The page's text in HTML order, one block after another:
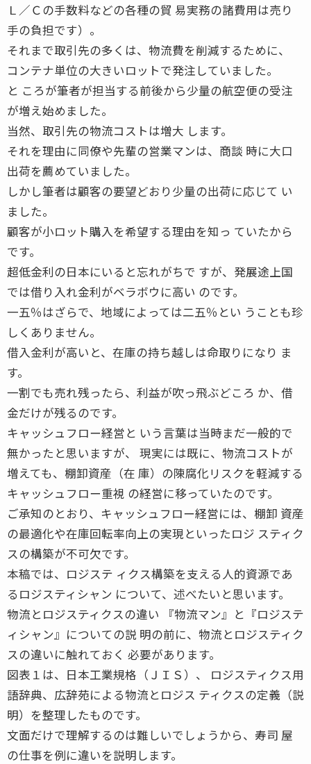
Ｌ／Ｃの手数料などの各種の貿 易実務の諸費用は売り
手の負担です）。
それまで取引先の多くは、物流費を削減するために、
コンテナ単位の大きいロットで発注していました。
と ころが筆者が担当する前後から少量の航空便の受注
が増え始めました。
当然、取引先の物流コストは増大 します。
それを理由に同僚や先輩の営業マンは、商談 時に大口
出荷を薦めていました。
しかし筆者は顧客の要望どおり少量の出荷に応じて い
ました。
顧客が小ロット購入を希望する理由を知っ ていたから
です。
超低金利の日本にいると忘れがちで すが、発展途上国
では借り入れ金利がベラボウに高い のです。
一五％はざらで、地域によっては二五％とい うことも珍
しくありません。
借入金利が高いと、在庫の持ち越しは命取りになり ま
す。
一割でも売れ残ったら、利益が吹っ飛ぶどころ か、借
金だけが残るのです。
キャッシュフロー経営と いう言葉は当時まだ一般的で
無かったと思いますが、 現実には既に、物流コストが
増えても、棚卸資産（在 庫）の陳腐化リスクを軽減する
キャッシュフロー重視 の経営に移っていたのです。
ご承知のとおり、キャッシュフロー経営には、棚卸 資産
の最適化や在庫回転率向上の実現といったロジ スティク
スの構築が不可欠です。
本稿では、ロジステ ィクス構築を支える人的資源であ
るロジスティシャン について、述べたいと思います。
物流とロジスティクスの違い 『物流マン』と『ロジステ
ィシャン』についての説 明の前に、物流とロジスティク
スの違いに触れておく 必要があります。
図表１は、日本工業規格（ＪＩＳ）、 ロジスティクス用
語辞典、広辞苑による物流とロジス ティクスの定義（説
明）を整理したものです。
文面だけで理解するのは難しいでしょうから、寿司 屋
の仕事を例に違いを説明します。